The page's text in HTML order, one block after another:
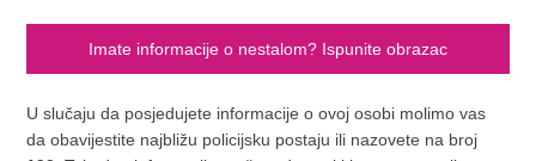
Imate informacije o nestalom? Ispunite obrazac
U slučaju da posjedujete informacije o ovoj osobi molimo vas
da obavijestite najbližu policijsku postaju ili nazovete na broj